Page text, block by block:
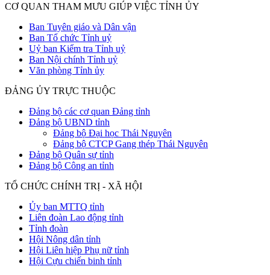
CƠ QUAN THAM MƯU GIÚP VIỆC TỈNH ỦY
Ban Tuyên giáo và Dân vận
Ban Tổ chức Tỉnh uỷ
Uỷ ban Kiểm tra Tỉnh uỷ
Ban Nội chính Tỉnh uỷ
Văn phòng Tỉnh ủy
ĐẢNG ỦY TRỰC THUỘC
Đảng bộ các cơ quan Đảng tỉnh
Đảng bộ UBND tỉnh
Đảng bộ Đại học Thái Nguyên
Đảng bộ CTCP Gang thép Thái Nguyên
Đảng bộ Quân sự tỉnh
Đảng bộ Công an tỉnh
TỔ CHỨC CHÍNH TRỊ - XÃ HỘI
Ủy ban MTTQ tỉnh
Liên đoàn Lao động tỉnh
Tỉnh đoàn
Hội Nông dân tỉnh
Hội Liên hiệp Phụ nữ tỉnh
Hội Cựu chiến binh tỉnh